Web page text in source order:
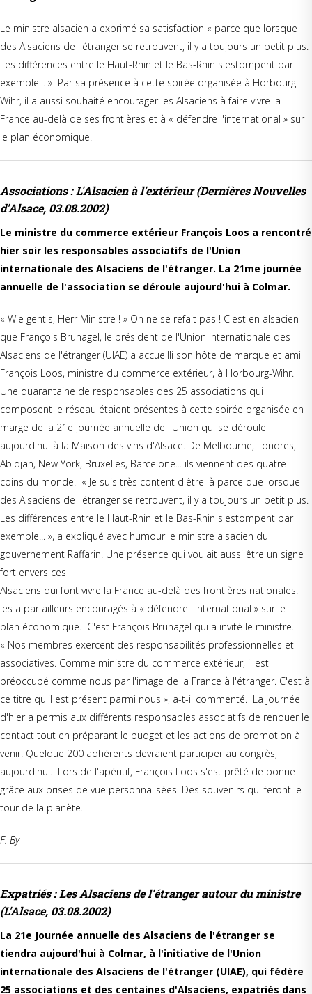
Le ministre alsacien a exprimé sa satisfaction « parce que lorsque
des Alsaciens de l'étranger se retrouvent, il y a toujours un petit plus.
Les différences entre le Haut-Rhin et le Bas-Rhin s'estompent par
exemple... » Par sa présence à cette soirée organisée à Horbourg-
Wihr, il a aussi souhaité encourager les Alsaciens à faire vivre la
France au-delà de ses frontières et à « défendre l'international » sur
le plan économique.
Associations : L'Alsacien à l'extérieur(Dernières Nouvelles
d'Alsace, 03.08.2002)
Le ministre du commerce extérieur François Loos a rencontré
hier soir les responsables associatifs de l'Union
internationale des Alsaciens de l'étranger. La 21me journée
annuelle de l'association se déroule aujourd'hui à Colmar.
« Wie geht's, Herr Ministre ! » On ne se refait pas ! C'est en alsacien
que François Brunagel, le président de l'Union internationale des
Alsaciens de l'étranger (UIAE) a accueilli son hôte de marque et ami
François Loos, ministre du commerce extérieur, à Horbourg-Wihr.
Une quarantaine de responsables des 25 associations qui
composent le réseau étaient présentes à cette soirée organisée en
marge de la 21e journée annuelle de l'Union qui se déroule
aujourd'hui à la Maison des vins d'Alsace. De Melbourne, Londres,
Abidjan, New York, Bruxelles, Barcelone... ils viennent des quatre
coins du monde. « Je suis très content d'être là parce que lorsque
des Alsaciens de l'étranger se retrouvent, il y a toujours un petit plus.
Les différences entre le Haut-Rhin et le Bas-Rhin s'estompent par
exemple... », a expliqué avec humour le ministre alsacien du
gouvernement Raffarin. Une présence qui voulait aussi être un signe
fort envers ces
Alsaciens qui font vivre la France au-delà des frontières nationales. Il
les a par ailleurs encouragés à « défendre l'international » sur le
plan économique. C'est François Brunagel qui a invité le ministre.
« Nos membres exercent des responsabilités professionnelles et
associatives. Comme ministre du commerce extérieur, il est
préoccupé comme nous par l'image de la France à l'étranger. C'est à
ce titre qu'il est présent parmi nous », a-t-il commenté. La journée
d'hier a permis aux différents responsables associatifs de renouer le
contact tout en préparant le budget et les actions de promotion à
venir. Quelque 200 adhérents devraient participer au congrès,
aujourd'hui. Lors de l'apéritif, François Loos s'est prêté de bonne
grâce aux prises de vue personnalisées. Des souvenirs qui feront le
tour de la planète.
F. By
Expatriés : Les Alsaciens de l'étranger autour du ministre
(L'Alsace, 03.08.2002)
La 21e Journée annuelle des Alsaciens de l'étranger se
tiendra aujourd'hui à Colmar, à l'initiative de l'Union
internationale des Alsaciens de l'étranger (UIAE), qui fédère
25 associations et des centaines d'Alsaciens, expatriés dans